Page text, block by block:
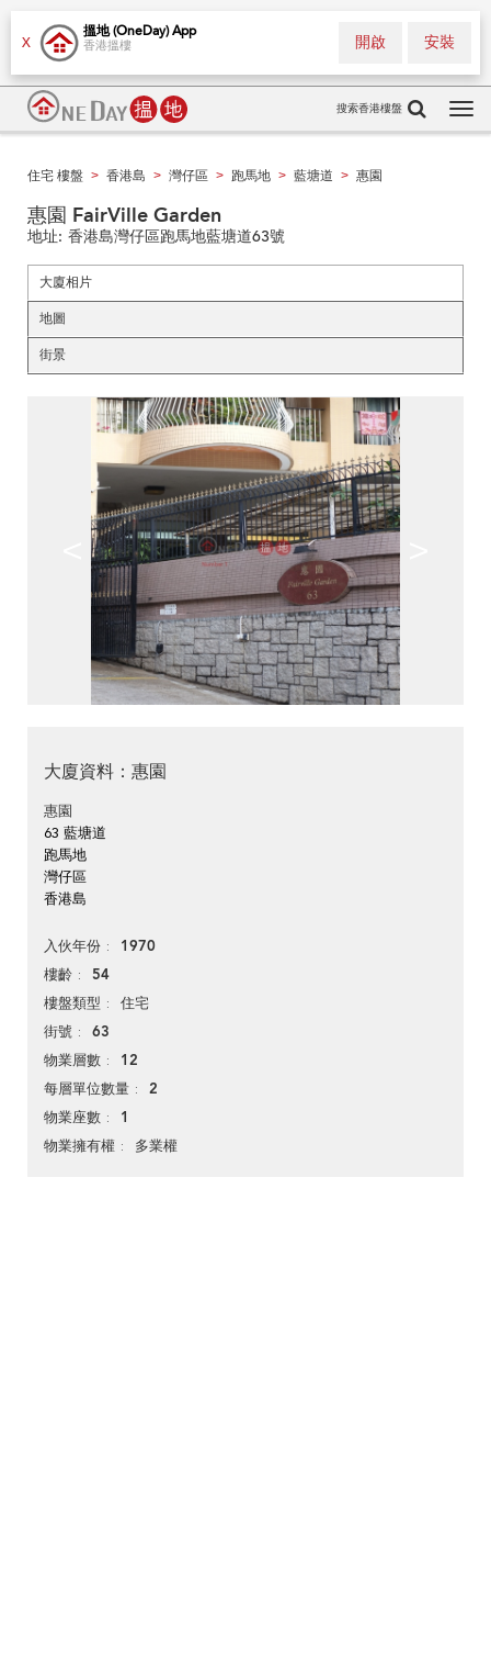
X
搵地 (OneDay) App
香港搵樓 安裝
開啟
搜索香港樓盤
住宅 樓盤 > 香港島 > 灣仔區 > 跑馬地 > 藍塘道 > 惠園
惠園 FairVille Garden
地址: 香港島灣仔區跑馬地藍塘道63號
大廈相片
地圖
街景
大廈資料：惠園
惠園
63 藍塘道
跑馬地
灣仔區
香港島
入伙年份 1970
樓齡 54
樓盤類型 住宅
街號 63
物業層數 12
每層單位數量 2
物業座數 1
物業擁有權 多業權